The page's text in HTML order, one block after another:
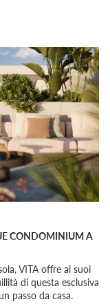
CONDOMINIUM A
VITA offre ai suoi
di questa esclusiva
passo da casa.